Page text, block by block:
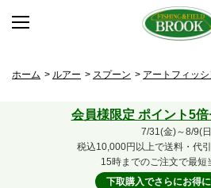
ホーム > ルアー > スプーン > アートフィッ
会員様限定 ポイント5倍
7/31(金)～8/9(
税込10,000円以上で送料・代
15時までのご注文で最短
下取購入でさらにお得